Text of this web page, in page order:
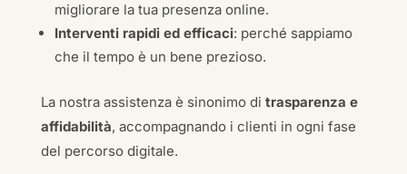
migliorare la tua presenza online.
Interventi rapidi ed efficaci: perché sappiamo
che il tempo è un bene prezioso.
La nostra assistenza è sinonimo di trasparenza e
affidabilità, accompagnando i clienti in ogni fase
del percorso digitale.